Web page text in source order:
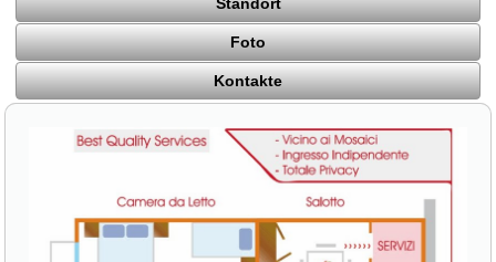
Standort
Foto
Kontakte